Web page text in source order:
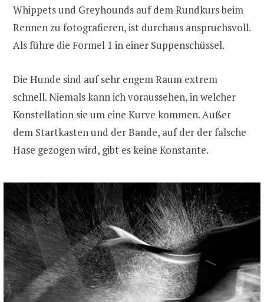
Whippets und Greyhounds auf dem Rundkurs beim
Rennen zu fotografieren, ist durchaus anspruchsvoll.
Als führe die Formel 1 in einer Suppenschüssel.
Die Hunde sind auf sehr engem Raum extrem
schnell. Niemals kann ich voraussehen, in welcher
Konstellation sie um eine Kurve kommen. Außer
dem Startkasten und der Bande, auf der der falsche
Hase gezogen wird, gibt es keine Konstante.